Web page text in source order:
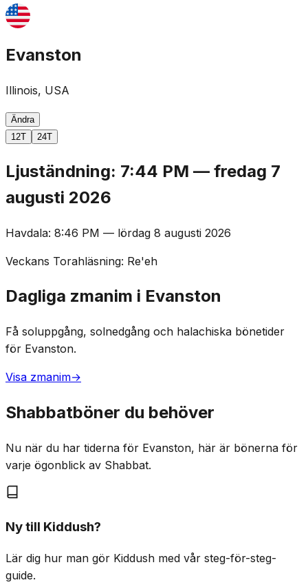
Evanston
Illinois, USA
Ändra
12T
24T
Ljuständning: 7:44 PM — fredag 7
augusti 2026
Havdala: 8:46 PM — lördag 8 augusti 2026
Veckans Torahläsning: Re'eh
Dagliga zmanim i Evanston
Få soluppgång, solnedgång och halachiska bönetider
för Evanston.
Visa zmanim→
Shabbatböner du behöver
Nu när du har tiderna för Evanston, här är bönerna för
varje ögonblick av Shabbat.
Ny till Kiddush?
Lär dig hur man gör Kiddush med vår steg-för-steg-
guide.